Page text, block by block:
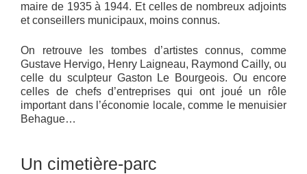
maire de 1935 à 1944. Et celles de nombreux adjoints
et conseillers municipaux, moins connus.
On retrouve les tombes d’artistes connus, comme
Gustave Hervigo, Henry Laigneau, Raymond Cailly, ou
celle du sculpteur Gaston Le Bourgeois. Ou encore
celles de chefs d’entreprises qui ont joué un rôle
important dans l’économie locale, comme le menuisier
Behague…
Un cimetière-parc